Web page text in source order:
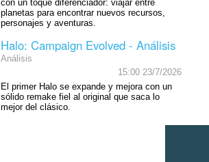
con un toque diferenciador: viajar entre
planetas para encontrar nuevos recursos,
personajes y aventuras.
Halo: Campaign Evolved - Análisis
Análisis
15:00 23/7/2026
El primer Halo se expande y mejora con un
sólido remake fiel al original que saca lo
mejor del clásico.